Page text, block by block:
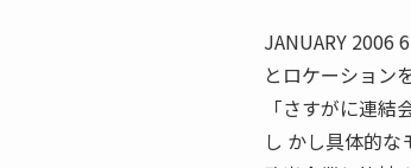
JANUARY 2006
とロケーション
「さすがに連
し かし具体的な